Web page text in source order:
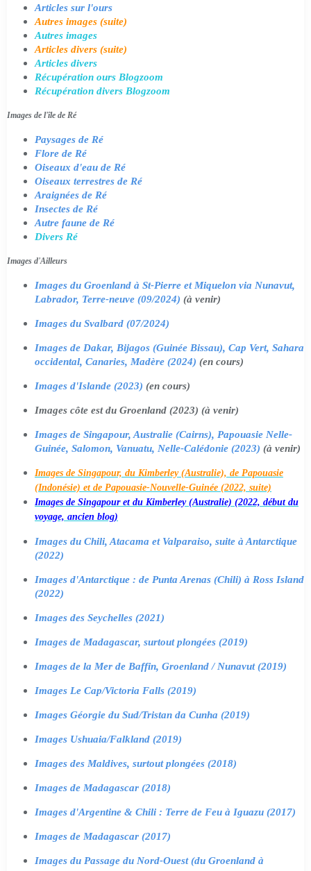
Articles sur l'ours
Autres images (suite)
Autres images
Articles divers (suite)
Articles divers
Récupération ours Blogzoom
Récupération divers Blogzoom
Images de l'île de Ré
Paysages de Ré
Flore de Ré
Oiseaux d'eau de Ré
Oiseaux terrestres de Ré
Araignées de Ré
Insectes de Ré
Autre faune de Ré
Divers Ré
Images d'Ailleurs
Images du Groenland à St-Pierre et Miquelon via Nunavut,
Labrador, Terre-neuve (09/2024) (à venir)
Images du Svalbard (07/2024)
Images de Dakar, Bijagos (Guinée Bissau), Cap Vert, Sahara
occidental, Canaries, Madère (2024) (en cours)
Images d'Islande (2023) (en cours)
Images côte est du Groenland (2023) (à venir)
Images de Singapour, Australie (Cairns), Papouasie Nelle-
Guinée, Salomon, Vanuatu, Nelle-Calédonie (2023) (à venir)
Images de Singapour, du Kimberley (Australie), de Papouasie
(Indonésie) et de Papouasie-Nouvelle-Guinée (2022, suite)
Images de Singapour et du Kimberley (Australie) (2022, début du
voyage, ancien blog)
Images du Chili, Atacama et Valparaiso, suite à Antarctique
(2022)
Images d'Antarctique : de Punta Arenas (Chili) à Ross Island
(2022)
Images des Seychelles (2021)
Images de Madagascar, surtout plongées (2019)
Images de la Mer de Baffin, Groenland / Nunavut (2019)
Images Le Cap/Victoria Falls (2019)
Images Géorgie du Sud/Tristan da Cunha (2019)
Images Ushuaia/Falkland (2019)
Images des Maldives, surtout plongées (2018)
Images de Madagascar (2018)
Images d'Argentine & Chili : Terre de Feu à Iguazu (2017)
Images de Madagascar (2017)
Images du Passage du Nord-Ouest (du Groenland à